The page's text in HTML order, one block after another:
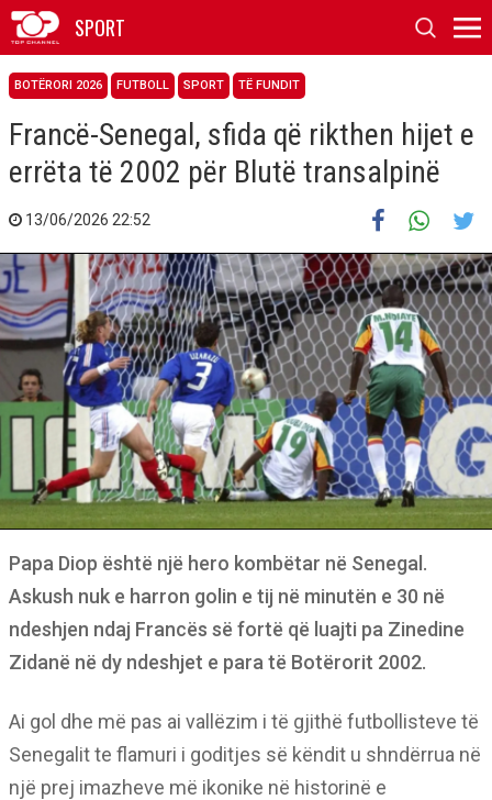
SPORT
BOTËRORI 2026 FUTBOLL SPORT TË FUNDIT
Francë-Senegal, sfida që rikthen hijet e
errëta të 2002 për Blutë transalpinë
13/06/2026 22:52
Papa Diop është një hero kombëtar në Senegal.
Askush nuk e harron golin e tij në minutën e 30 në
ndeshjen ndaj Francës së fortë që luajti pa Zinedine
Zidanë në dy ndeshjet e para të Botërorit 2002.
Ai gol dhe më pas ai vallëzim i të gjithë futbollisteve të
Senegalit te flamuri i goditjes së këndit u shndërrua në
një prej imazheve më ikonike në historinë e